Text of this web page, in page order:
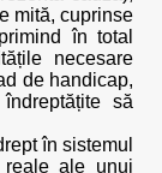
mită, cuprinse
în total
necesare
de handicap,
să
în sistemul
reale ale unui